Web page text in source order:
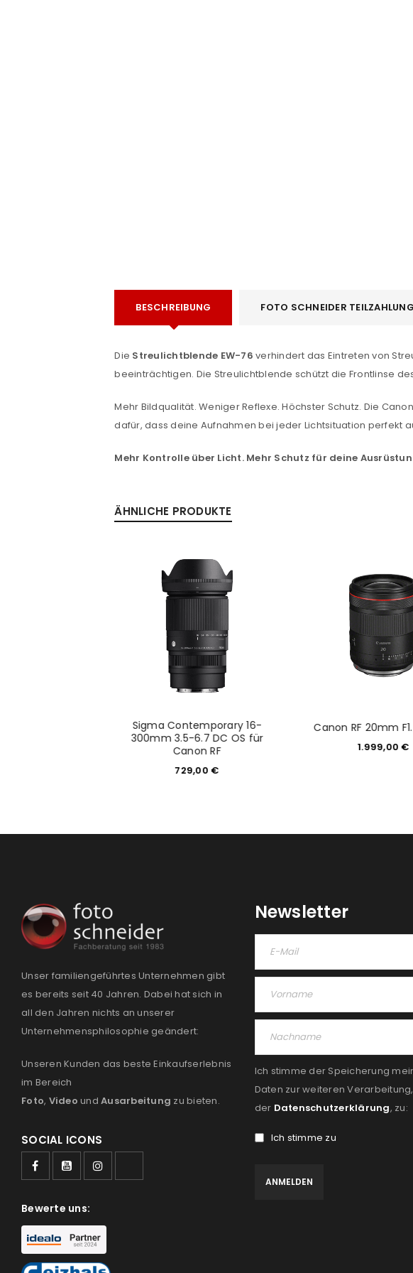
Passwort*
Anmeldeformular geschützt durch
PASSWORT VERGESSEN?
BESCHREIBUNG FOTO SCHNEIDER TEILZAHLUNG
Die Streulichtblende EW-76 verhindert das Eintreten von
beeinträchtigen. Die Streulichtblende schützt die Frontlinse
Mehr Bildqualität. Weniger Reflexe. Höchster Schutz. Die
dafür, dass deine Aufnahmen bei jeder Lichtsituation perfekt
Mehr Kontrolle über Licht. Mehr Schutz für deine
ÄHNLICHE PRODUKTE
Sigma Contemporary 16-
300mm 3.5-6.7 DC OS für
Canon RF
729,00€
Canon RF 20mm
1.999,00€
Unser familiengeführtes Unternehmen gibt
es bereits seit 40 Jahren. Dabei hat sich in
all den Jahren nichts an unserer
Unternehmensphilosophie geändert:
Unseren Kunden das beste Einkaufserlebnis
im Bereich
Foto, Video und Ausarbeitung zu bieten.
SOCIAL ICONS
Bewerte uns:
Newsletter
Ich stimme der Speicherung
Daten zur weiteren
der Datenschutzerklärung, zu:
Ich stimme zu